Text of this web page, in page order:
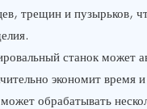
трещин и пузырьков,
станок может
экономит время
обрабатывать